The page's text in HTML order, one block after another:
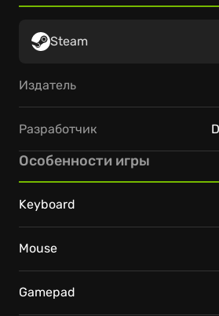
Steam
Издатель
Разработчик
Особенности игры
Keyboard
Mouse
Gamepad